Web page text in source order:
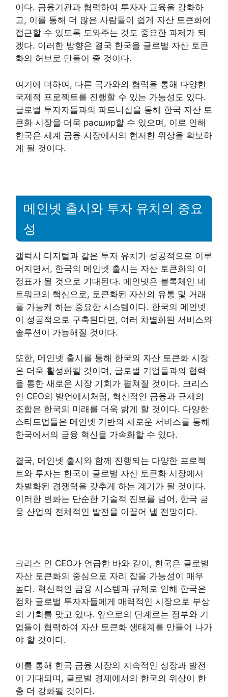
이다. 금융기관과 협력하여 투자자 교육을 강화하
고, 이를 통해 더 많은 사람들이 쉽게 자산 토큰화에
접근할 수 있도록 도와주는 것도 중요한 과제가 되
겠다. 이러한 방향은 결국 한국을 글로벌 자산 토큰
화의 허브로 만들어 줄 것이다.
여기에 더하여, 다른 국가와의 협력을 통해 다양한
국제적 프로젝트를 진행할 수 있는 가능성도 있다.
글로벌 투자자들과의 파트너십을 통해 한국 자산 토
큰화 시장을 더욱 расшир할 수 있으며, 이로 인해
한국은 세계 금융 시장에서의 현저한 위상을 확보하
게 될 것이다.
메인넷 출시와 투자 유치의 중요
성
갤럭시 디지털과 같은 투자 유치가 성공적으로 이루
어지면서, 한국의 메인넷 출시는 자산 토큰화의 이
정표가 될 것으로 기대된다. 메인넷은 블록체인 네
트워크의 핵심으로, 토큰화된 자산의 유통 및 거래
를 가능케 하는 중요한 시스템이다. 한국의 메인넷
이 성공적으로 구축된다면, 여러 차별화된 서비스와
솔루션이 가능해질 것이다.
또한, 메인넷 출시를 통해 한국의 자산 토큰화 시장
은 더욱 활성화될 것이며, 글로벌 기업들과의 협력
을 통한 새로운 시장 기회가 펼쳐질 것이다. 크리스
인 CEO의 발언에서처럼, 혁신적인 금융과 규제의
조합은 한국의 미래를 더욱 밝게 할 것이다. 다양한
스타트업들은 메인넷 기반의 새로운 서비스를 통해
한국에서의 금융 혁신을 가속화할 수 있다.
결국, 메인넷 출시와 함께 진행되는 다양한 프로젝
트와 투자는 한국이 글로벌 자산 토큰화 시장에서
차별화된 경쟁력을 갖추게 하는 계기가 될 것이다.
이러한 변화는 단순한 기술적 진보를 넘어, 한국 금
융 산업의 전체적인 발전을 이끌어 낼 전망이다.
크리스 인 CEO가 언급한 바와 같이, 한국은 글로벌
자산 토큰화의 중심으로 자리 잡을 가능성이 매우
높다. 혁신적인 금융 시스템과 규제로 인해 한국은
점차 글로벌 투자자들에게 매력적인 시장으로 부상
의 기회를 맞고 있다. 앞으로의 단계로는 정부와 기
업들이 협력하여 자산 토큰화 생태계를 만들어 나가
야 할 것이다.
이를 통해 한국 금융 시장의 지속적인 성장과 발전
이 기대되며, 글로벌 경제에서의 한국의 위상이 한
층 더 강화될 것이다.